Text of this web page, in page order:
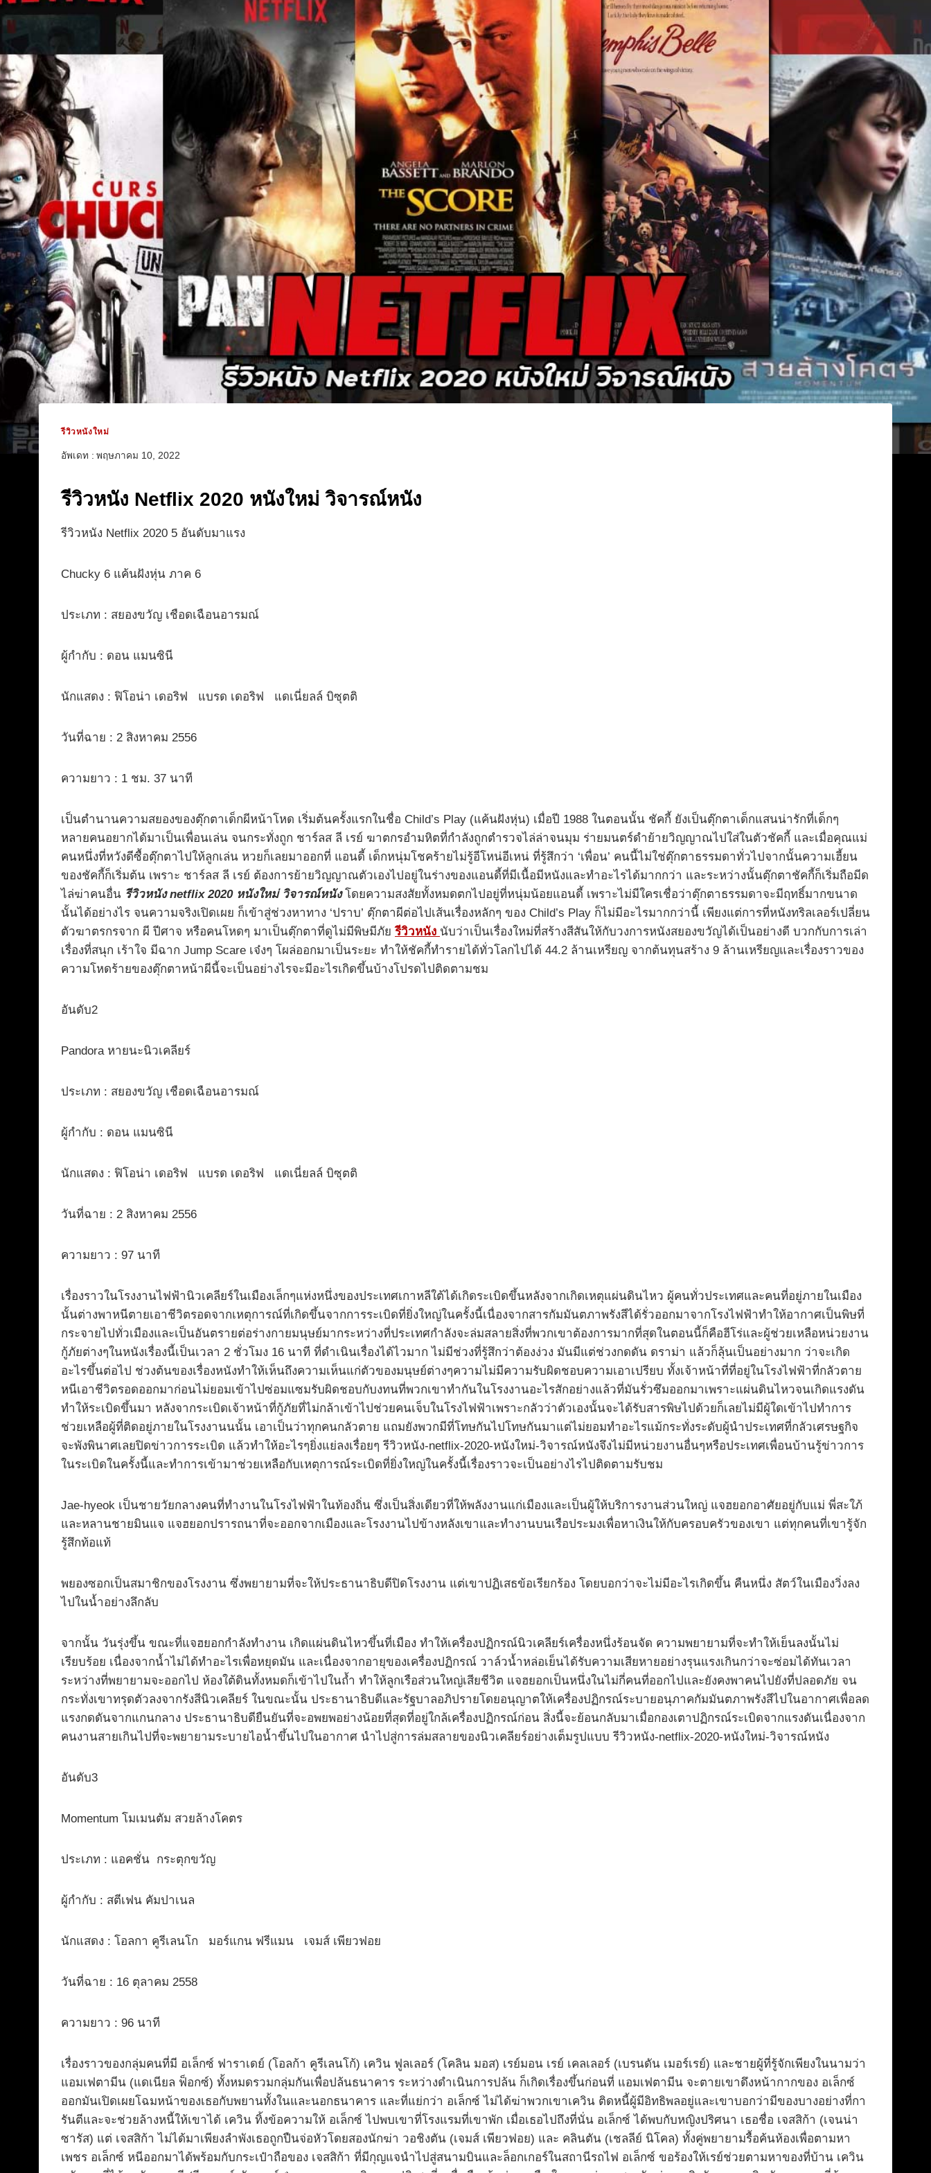
รีวิวหนังใหม่
อัพเดท : พฤษภาคม 10, 2022
รีวิวหนัง Netflix 2020 หนังใหม่ วิจารณ์หนัง
รีวิวหนัง Netflix 2020 5 อันดับมาแรง
Chucky 6 แค้นฝังหุ่น ภาค 6
ประเภท : สยองขวัญ เชือดเฉือนอารมณ์
ผู้กำกับ : ดอน แมนซินี
นักแสดง : ฟิโอน่า เดอริฟ แบรด เดอริฟ แดเนี่ยลล์ บิซุตติ
วันที่ฉาย : 2 สิงหาคม 2556
ความยาว : 1 ชม. 37 นาที
เป็นตำนานความสยองของตุ๊กตาเด็กผีหน้าโหด เริ่มต้นครั้งแรกในชื่อ Child’s Play (แค้นฝังหุ่น) เมื่อปี 1988 ในตอนนั้น ชัคกี้ ยังเป็นตุ๊กตาเด็กแสนน่ารักที่เด็กๆ
หลายคนอยากได้มาเป็นเพื่อนเล่น จนกระทั่งถูก ชาร์ลส ลี เรย์ ฆาตกรอำมหิตที่กำลังถูกตำรวจไล่ล่าจนมุม ร่ายมนตร์ดำย้ายวิญญาณไปใส่ในตัวชัคกี้ และเมื่อคุณแม่
คนหนึ่งที่หวังดีซื้อตุ๊กตาไปให้ลูกเล่น หวยก็เลยมาออกที่ แอนดี้ เด็กหนุ่มโชคร้ายไม่รู้อีโหน่อีเหน่ ที่รู้สึกว่า ‘เพื่อน’ คนนี้ไม่ใช่ตุ๊กตาธรรมดาทั่วไปจากนั้นความเฮี้ยน
ของชัคกี้ก็เริ่มต้น เพราะ ชาร์ลส ลี เรย์ ต้องการย้ายวิญญาณตัวเองไปอยู่ในร่างของแอนดี้ที่มีเนื้อมีหนังและทำอะไรได้มากกว่า และระหว่างนั้นตุ๊กตาชัคกี้ก็เริ่มถือมีด
ไล่ฆ่าคนอื่น รีวิวหนัง netflix 2020 หนังใหม่ วิจารณ์หนังโดยความสงสัยทั้งหมดตกไปอยู่ที่หนุ่มน้อยแอนดี้ เพราะไม่มีใครเชื่อว่าตุ๊กตาธรรมดาจะมีฤทธิ์มากขนาด
นั้นได้อย่างไร จนความจริงเปิดเผย ก็เข้าสู่ช่วงหาทาง ‘ปราบ’ ตุ๊กตาผีต่อไปเส้นเรื่องหลักๆ ของ Child’s Play ก็ไม่มีอะไรมากกว่านี้ เพียงแต่การที่หนังทริลเลอร์เปลี่ยน
ตัวฆาตรกรจาก ผี ปีศาจ หรือคนโหดๆ มาเป็นตุ๊กตาที่ดูไม่มีพิษมีภัยรีวิวหนัง นับว่าเป็นเรื่องใหม่ที่สร้างสีสันให้กับวงการหนังสยองขวัญได้เป็นอย่างดี บวกกับการเล่า
เรื่องที่สนุก เร้าใจ มีฉาก Jump Scare เจ๋งๆ โผล่ออกมาเป็นระยะ ทำให้ชัคกี้ทำรายได้ทั่วโลกไปได้ 44.2 ล้านเหรียญ จากต้นทุนสร้าง 9 ล้านเหรียญและเรื่องราวของ
ความโหดร้ายของตุ๊กตาหน้าผีนี้จะเป็นอย่างไรจะมีอะไรเกิดขึ้นบ้างโปรดไปติดตามชม
อันดับ2
Pandora หายนะนิวเคลียร์
ประเภท : สยองขวัญ เชือดเฉือนอารมณ์
ผู้กำกับ : ดอน แมนซินี
นักแสดง : ฟิโอน่า เดอริฟ แบรด เดอริฟ แดเนี่ยลล์ บิซุตติ
วันที่ฉาย : 2 สิงหาคม 2556
ความยาว : 97 นาที
เรื่องราวในโรงงานไฟฟ้านิวเคลียร์ในเมืองเล็กๆแห่งหนึ่งของประเทศเกาหลีใต้ได้เกิดระเบิดขึ้นหลังจากเกิดเหตุแผ่นดินไหว ผู้คนทั่วประเทศและคนที่อยู่ภายในเมือง
นั้นต่างพาหนีตายเอาชีวิตรอดจากเหตุการณ์ที่เกิดขึ้นจากการระเบิดที่ยิ่งใหญ่ในครั้งนี้เนื่องจากสารกัมมันตภาพรังสีได้รั่วออกมาจากโรงไฟฟ้าทำให้อากาศเป็นพิษที่
กระจายไปทั่วเมืองและเป็นอันตรายต่อร่างกายมนุษย์มากระหว่างที่ประเทศกำลังจะล่มสลายสิ่งที่พวกเขาต้องการมากที่สุดในตอนนี้ก็คือฮีโร่และผู้ช่วยเหลือหน่วยงาน
กู้ภัยต่างๆในหนังเรื่องนี้เป็นเวลา 2 ชั่วโมง 16 นาที ที่ดำเนินเรื่องได้ไวมาก ไม่มีช่วงที่รู้สึกว่าต้องง่วง มันมีแต่ช่วงกดดัน ดราม่า แล้วก็ลุ้นเป็นอย่างมาก ว่าจะเกิด
อะไรขึ้นต่อไป ช่วงต้นของเรื่องหนังทำให้เห็นถึงความเห็นแก่ตัวของมนุษย์ต่างๆความไม่มีความรับผิดชอบความเอาเปรียบ ทั้งเจ้าหน้าที่ที่อยู่ในโรงไฟฟ้าที่กลัวตาย
หนีเอาชีวิตรอดออกมาก่อนไม่ยอมเข้าไปซ่อมแซมรับผิดชอบกับงทนที่พวกเขาทำกันในโรงงานอะไรสักอย่างแล้วที่มันรั่วซึมออกมาเพราะแผ่นดินไหวจนเกิดแรงดัน
ทำให้ระเบิดขึ้นมา หลังจากระเบิดเจ้าหน้าที่กู้ภัยที่ไม่กล้าเข้าไปช่วยคนเจ็บในโรงไฟฟ้าเพราะกลัวว่าตัวเองนั้นจะได้รับสารพิษไปด้วยก็เลยไม่มีผู้ใดเข้าไปทำการ
ช่วยเหลือผู้ที่ติดอยู่ภายในโรงงานนนั้น เอาเป็นว่าทุกคนกลัวตาย แถมยังพวกมีที่โทษกันไปโทษกันมาแต่ไม่ยอมทำอะไรแม้กระทั่งระดับผู้นำประเทศที่กลัวเศรษฐกิจ
จะพังพินาศเลยปิดข่าวการระเบิด แล้วทำให้อะไรๆยิ่งแย่ลงเรื่อยๆ รีวิวหนัง-netflix-2020-หนังใหม่-วิจารณ์หนังจึงไม่มีหน่วยงานอื่นๆหรือประเทศเพื่อนบ้านรู้ข่าวการ
ในระเบิดในครั้งนี้และทำการเข้ามาช่วยเหลือกับเหตุการณ์ระเบิดที่ยิ่งใหญ่ในครั้งนี้เรื่องราวจะเป็นอย่างไรไปติดตามรับชม
Jae-hyeok เป็นชายวัยกลางคนที่ทำงานในโรงไฟฟ้าในท้องถิ่น ซึ่งเป็นสิ่งเดียวที่ให้พลังงานแก่เมืองและเป็นผู้ให้บริการงานส่วนใหญ่ แจฮยอกอาศัยอยู่กับแม่ พี่สะใภ้
และหลานชายมินแจ แจฮยอกปรารถนาที่จะออกจากเมืองและโรงงานไปข้างหลังเขาและทำงานบนเรือประมงเพื่อหาเงินให้กับครอบครัวของเขา แต่ทุกคนที่เขารู้จัก
รู้สึกท้อแท้
พยองซอกเป็นสมาชิกของโรงงาน ซึ่งพยายามที่จะให้ประธานาธิบดีปิดโรงงาน แต่เขาปฏิเสธข้อเรียกร้อง โดยบอกว่าจะไม่มีอะไรเกิดขึ้น คืนหนึ่ง สัตว์ในเมืองวิ่งลง
ไปในน้ำอย่างลึกลับ
จากนั้น วันรุ่งขึ้น ขณะที่แจฮยอกกำลังทำงาน เกิดแผ่นดินไหวขึ้นที่เมือง ทำให้เครื่องปฏิกรณ์นิวเคลียร์เครื่องหนึ่งร้อนจัด ความพยายามที่จะทำให้เย็นลงนั้นไม่
เรียบร้อย เนื่องจากน้ำไม่ได้ทำอะไรเพื่อหยุดมัน และเนื่องจากอายุของเครื่องปฏิกรณ์ วาล์วน้ำหล่อเย็นได้รับความเสียหายอย่างรุนแรงเกินกว่าจะซ่อมได้ทันเวลา
ระหว่างที่พยายามจะออกไป ห้องใต้ดินทั้งหมดก็เข้าไปในถ้ำ ทำให้ลูกเรือส่วนใหญ่เสียชีวิต แจฮยอกเป็นหนึ่งในไม่กี่คนที่ออกไปและยังคงพาคนไปยังที่ปลอดภัย จน
กระทั่งเขาทรุดตัวลงจากรังสีนิวเคลียร์ ในขณะนั้น ประธานาธิบดีและรัฐบาลอภิปรายโดยอนุญาตให้เครื่องปฏิกรณ์ระบายอนุภาคกัมมันตภาพรังสีไปในอากาศเพื่อลด
แรงกดดันจากแกนกลาง ประธานาธิบดียืนยันที่จะอพยพอย่างน้อยที่สุดที่อยู่ใกล้เครื่องปฏิกรณ์ก่อน สิ่งนี้จะย้อนกลับมาเมื่อกองเตาปฏิกรณ์ระเบิดจากแรงดันเนื่องจาก
คนงานสายเกินไปที่จะพยายามระบายไอน้ำขึ้นไปในอากาศ นำไปสู่การล่มสลายของนิวเคลียร์อย่างเต็มรูปแบบ รีวิวหนัง-netflix-2020-หนังใหม่-วิจารณ์หนัง
อันดับ3
Momentum โมเมนตัม สวยล้างโคตร
ประเภท : แอคชั่น กระตุกขวัญ
ผู้กำกับ : สตีเฟน คัมปาเนล
นักแสดง : โอลกา คูรีเลนโก มอร์แกน ฟรีแมน เจมส์ เพียวฟอย
วันที่ฉาย : 16 ตุลาคม 2558
ความยาว : 96 นาที
เรื่องราวของกลุ่มคนที่มี อเล็กซ์ ฟาราเดย์ (โอลก้า คูรีเลนโก้) เควิน ฟูลเลอร์ (โคลิน มอส) เรย์มอน เรย์ เคลเลอร์ (เบรนดัน เมอร์เรย์) และชายผู้ที่รู้จักเพียงในนามว่า
แอมเฟตามีน (แดเนียล ฟ็อกซ์) ทั้งหมดรวมกลุ่มกันเพื่อปล้นธนาคาร ระหว่างดำเนินการปล้น ก็เกิดเรื่องขึ้นก่อนที่ แอมเฟตามีน จะตายเขาดึงหน้ากากของ อเล็กซ์
ออกมันเปิดเผยโฉมหน้าของเธอกับพยานทั้งในและนอกธนาคาร และที่แย่กว่า อเล็กซ์ ไม่ได้ฆ่าพวกเขาเควิน ติดหนี้ผู้มีอิทธิพลอยู่และเขาบอกว่ามีของบางอย่างที่กา
รันตีและจะช่วยล้างหนี้ให้เขาได้ เควิน ทิ้งข้อความให้ อเล็กซ์ ไปพบเขาที่โรงแรมที่เขาพัก เมื่อเธอไปถึงที่นั่น อเล็กซ์ ได้พบกับหญิงปริศนา เธอชื่อ เจสสิก้า (เจนน่า
ซารัส) แต่ เจสสิก้า ไม่ได้มาเพียงลำพังเธอถูกปืนจ่อหัวโดยสองนักฆ่า วอชิงตัน (เจมส์ เพียวฟอย) และ คลินตัน (เชลลีย์ นิโคล) ทั้งคู่พยายามรื้อค้นห้องเพื่อตามหา
เพชร อเล็กซ์ หนีออกมาได้พร้อมกับกระเป๋าถือของ เจสสิก้า ที่มีกุญแจนำไปสู่สนามบินและล็อกเกอร์ในสถานีรถไฟ อเล็กซ์ ขอร้องให้เรย์ช่วยตามหาของที่บ้าน เควิน